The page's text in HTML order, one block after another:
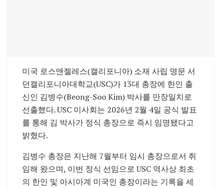
미국 로스앤젤레스(캘리포니아) 소재 사립 명문 서
던캘리포니아대학교(USC)가 13대 총장에 한인 출
신인 김병수(Beong-Soo Kim) 박사를 만장일치로
선출했다. USC 이사회는 2026년 2월 4일 공식 발표
를 통해 김 박사가 정식 총장으로 즉시 임명됐다고
밝혔다.
김병수 총장은 지난해 7월부터 임시 총장으로서 취
임해 왔으며, 이번 정식 선임으로 USC 역사상 최초
의 한인 및 아시아계 미국인 총장이라는 기록을 세